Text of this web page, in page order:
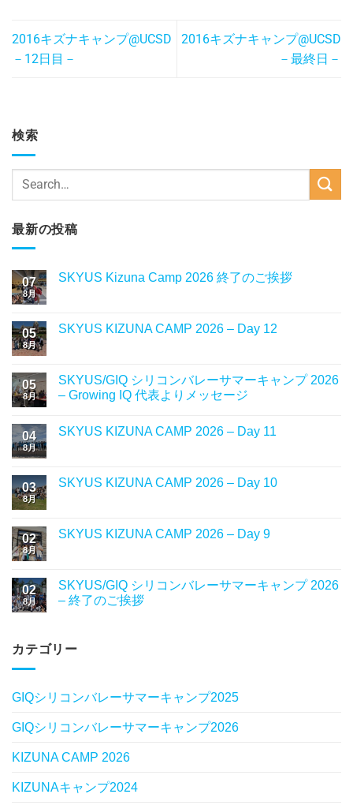
2016キズナキャンプ@UCSD
－12日目－
2016キズナキャンプ@UCSD
－最終日－
検索
最新の投稿
07
8月
SKYUS Kizuna Camp 2026 終了のご挨拶
05
8月
SKYUS KIZUNA CAMP 2026 – Day 12
05
8月
SKYUS/GIQ シリコンバレーサマーキャンプ 2026
– Growing IQ 代表よりメッセージ
04
8月
SKYUS KIZUNA CAMP 2026 – Day 11
03
8月
SKYUS KIZUNA CAMP 2026 – Day 10
02
8月
SKYUS KIZUNA CAMP 2026 – Day 9
02
8月
SKYUS/GIQ シリコンバレーサマーキャンプ 2026
– 終了のご挨拶
カテゴリー
GIQシリコンバレーサマーキャンプ2025
GIQシリコンバレーサマーキャンプ2026
KIZUNA CAMP 2026
KIZUNAキャンプ2024